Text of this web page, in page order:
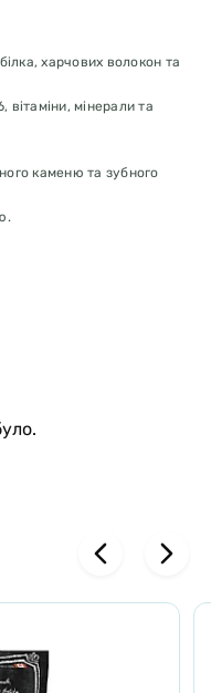
харчових волокон та
вітаміни, мінерали та
каменю та зубного